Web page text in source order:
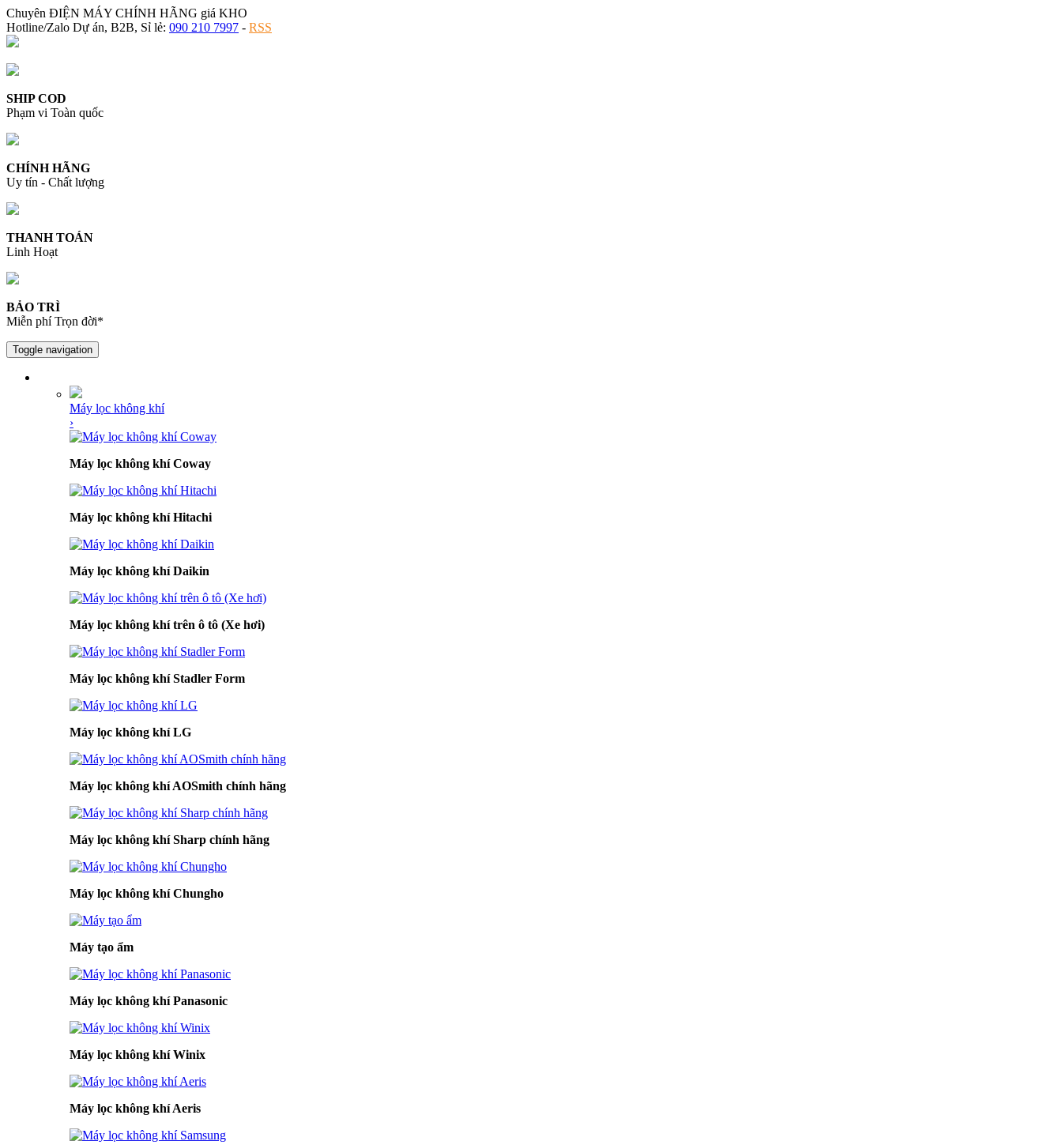
Chuyên ĐIỆN MÁY CHÍNH HÃNG giá KHO
Hotline/Zalo Dự án, B2B, Sỉ lẻ: 090 210 7997 - RSS
SHIP COD
Phạm vi Toàn quốc
CHÍNH HÃNG
Uy tín - Chất lượng
THANH TOÁN
Linh Hoạt
BẢO TRÌ
Miễn phí Trọn đời*
Toggle navigation
Máy lọc không khí
›
Máy lọc không khí Coway
Máy lọc không khí Hitachi
Máy lọc không khí Daikin
Máy lọc không khí trên ô tô (Xe hơi)
Máy lọc không khí Stadler Form
Máy lọc không khí LG
Máy lọc không khí AOSmith chính hãng
Máy lọc không khí Sharp chính hãng
Máy lọc không khí Chungho
Máy tạo ẩm
Máy lọc không khí Panasonic
Máy lọc không khí Winix
Máy lọc không khí Aeris